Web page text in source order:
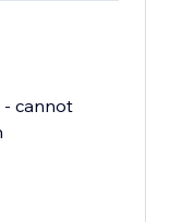
- cannot